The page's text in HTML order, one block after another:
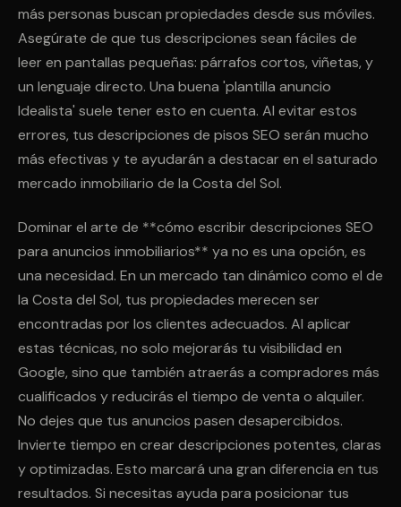
más personas buscan propiedades desde sus móviles.
Asegúrate de que tus descripciones sean fáciles de
leer en pantallas pequeñas: párrafos cortos, viñetas, y
un lenguaje directo. Una buena 'plantilla anuncio
Idealista' suele tener esto en cuenta. Al evitar estos
errores, tus descripciones de pisos SEO serán mucho
más efectivas y te ayudarán a destacar en el saturado
mercado inmobiliario de la Costa del Sol.
Dominar el arte de **cómo escribir descripciones SEO
para anuncios inmobiliarios** ya no es una opción, es
una necesidad. En un mercado tan dinámico como el de
la Costa del Sol, tus propiedades merecen ser
encontradas por los clientes adecuados. Al aplicar
estas técnicas, no solo mejorarás tu visibilidad en
Google, sino que también atraerás a compradores más
cualificados y reducirás el tiempo de venta o alquiler.
No dejes que tus anuncios pasen desapercibidos.
Invierte tiempo en crear descripciones potentes, claras
y optimizadas. Esto marcará una gran diferencia en tus
resultados. Si necesitas ayuda para posicionar tus